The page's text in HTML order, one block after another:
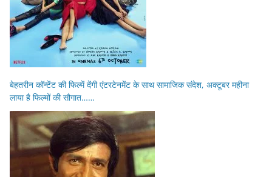
बेहतरीन कॉन्टेंट की फिल्में देंगी एंटरटेनमेंट के साथ सामाजिक संदेश, अक्टूबर महीना
लाया है फिल्मों की सौगात……